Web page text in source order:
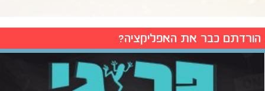
הורדתם כבר את האפליקציה?